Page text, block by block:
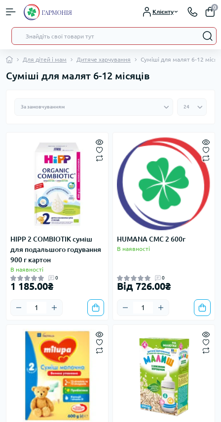
Клієнту
0
Для дітей і мам Дитяче харчування Суміші для малят 6-12
Суміші для малят 6-12 місяців
HIPP 2 COMBIOTIK суміш
для подальшого годування
900 г картон
В наявності
0
1 185.00₴
HUMANA СМС 2 600г
В наявності
0
Від 726.00₴